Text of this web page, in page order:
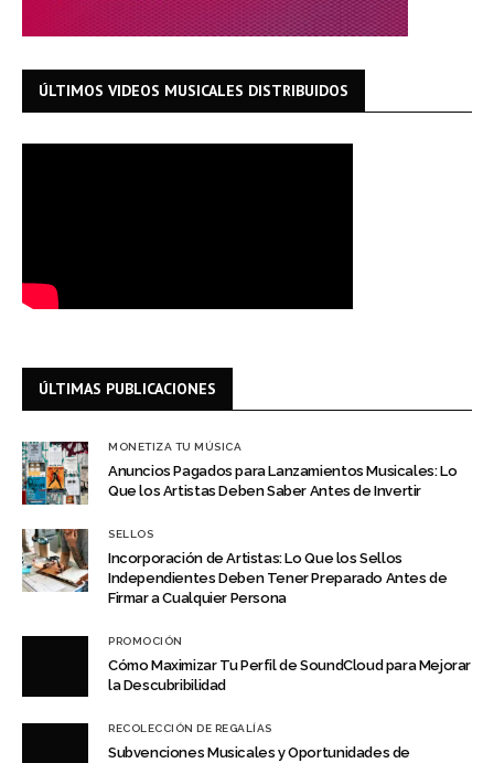
ÚLTIMOS VIDEOS MUSICALES DISTRIBUIDOS
ÚLTIMAS PUBLICACIONES
MONETIZA TU MÚSICA
Anuncios Pagados para Lanzamientos Musicales: Lo
Que los Artistas Deben Saber Antes de Invertir
SELLOS
Incorporación de Artistas: Lo Que los Sellos
Independientes Deben Tener Preparado Antes de
Firmar a Cualquier Persona
PROMOCIÓN
Cómo Maximizar Tu Perfil de SoundCloud para Mejorar
la Descubribilidad
RECOLECCIÓN DE REGALÍAS
Subvenciones Musicales y Oportunidades de